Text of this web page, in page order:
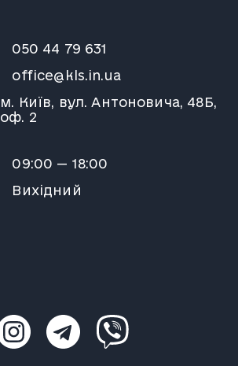
050 44 79 631
office@kls.in.ua
м. Київ, вул. Антоновича, 48Б,
оф. 2
09:00 — 18:00
Вихідний